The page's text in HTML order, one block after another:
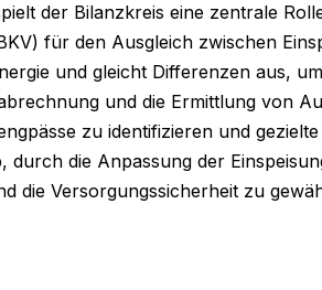
der Bilanzkreis eine zentrale
für den Ausgleich zwischen
und gleicht Differenzen aus,
und die Ermittlung von
zu identifizieren und
durch die Anpassung der
die Versorgungssicherheit zu